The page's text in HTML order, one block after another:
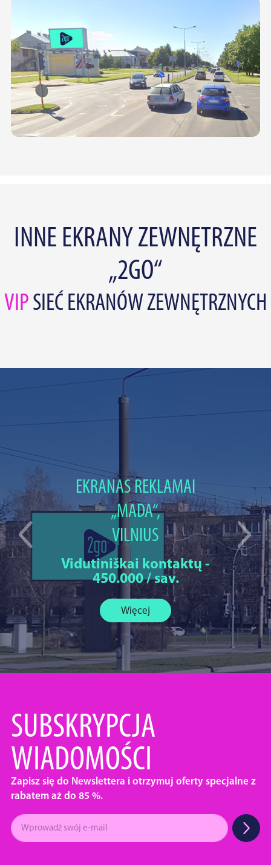
INNE EKRANY ZEWNĘTRZNE
„2GO“
VIP SIEĆ EKRANÓW ZEWNĘTRZNYCH
EKRANAS REKLAMAI
„MADA“,
VILNIUS
Vidutiniškai kontaktų -
450.000 / sav.
Więcej
SUBSKRYPCJA
WIADOMOŚCI
Zapisz się do Newslettera i otrzymuj oferty specjalne z
rabatem aż do 85 %.